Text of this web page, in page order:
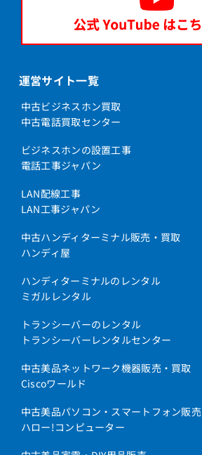
運営サイト一覧
中古ビジネスホン買取
中古電話買取センター
ビジネスホンの設置工事
電話工事ジャパン
LAN配線工事
LAN工事ジャパン
中古ハンディターミナル販売・買取
ハンディ屋
ハンディターミナルのレンタル
ミガルレンタル
トランシーバーのレンタル
トランシーバーレンタルセンター
中古美品ネットワーク機器販売・買取
Ciscoワールド
中古美品パソコン・スマートフォン販売
ハロー!コンピューター